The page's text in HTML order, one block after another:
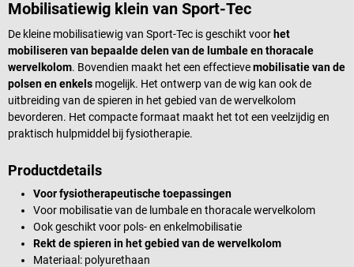
Mobilisatiewig klein van Sport-Tec
De kleine mobilisatiewig van Sport-Tec is geschikt voor het
mobiliseren van bepaalde delen van de lumbale en thoracale
wervelkolom. Bovendien maakt het een effectievemobilisatie van de
polsen en enkels mogelijk. Het ontwerp van de wig kan ook de
uitbreiding van de spieren in het gebied van de wervelkolom
bevorderen. Het compacte formaat maakt het tot een veelzijdig en
praktisch hulpmiddel bij fysiotherapie.
Productdetails
Voor fysiotherapeutische toepassingen
Voor mobilisatie van de lumbale en thoracale wervelkolom
Ook geschikt voor pols- en enkelmobilisatie
Rekt de spieren in het gebied van de wervelkolom
Materiaal: polyurethaan